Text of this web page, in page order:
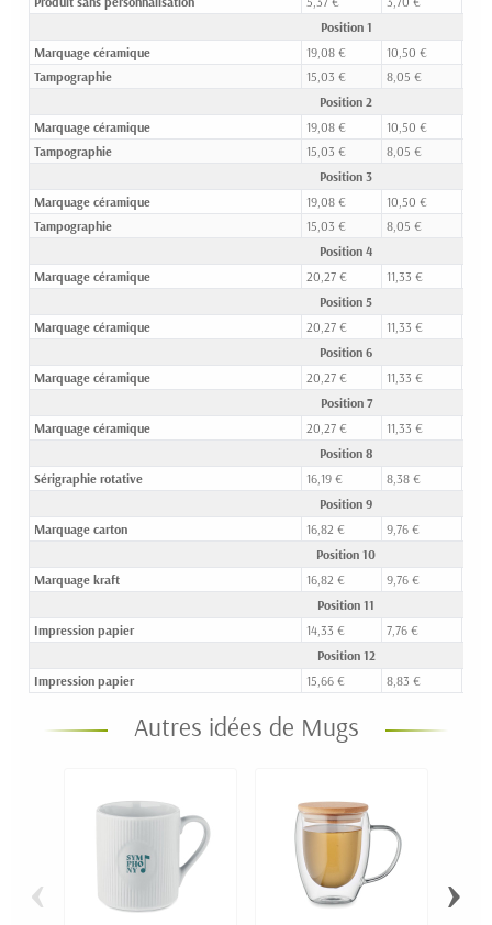
Position 1
Marquage céramique
19,08 € 10,50 €
Tampographie
15,03 € 8,05 €
Position 2
Marquage céramique
19,08 € 10,50 €
Tampographie
15,03 € 8,05 €
Position 3
Marquage céramique
19,08 € 10,50 €
Tampographie
15,03 € 8,05 €
Position 4
Marquage céramique
20,27 € 11,33 €
Position 5
Marquage céramique
20,27 € 11,33 €
Position 6
Marquage céramique
20,27 € 11,33 €
Position 7
Marquage céramique
20,27 € 11,33 €
Position 8
Sérigraphie rotative
16,19 € 8,38 €
Position 9
Marquage carton
16,82 € 9,76 €
Position 10
Marquage kraft
16,82 € 9,76 €
Position 11
Impression papier
14,33 € 7,76 €
Position 12
Impression papier
15,66 € 8,83 €
Autres idées de Mugs
‹ ›